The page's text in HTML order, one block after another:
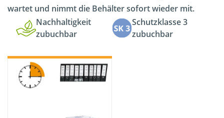
wartet und nimmt die Behälter sofort wieder mit.
Nachhaltigkeit
zubuchbar
Schutzklasse 3
zubuchbar